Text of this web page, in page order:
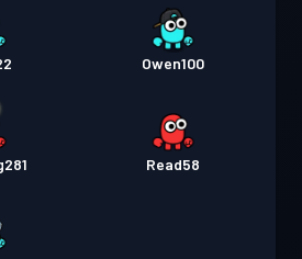
Owen100
Read58